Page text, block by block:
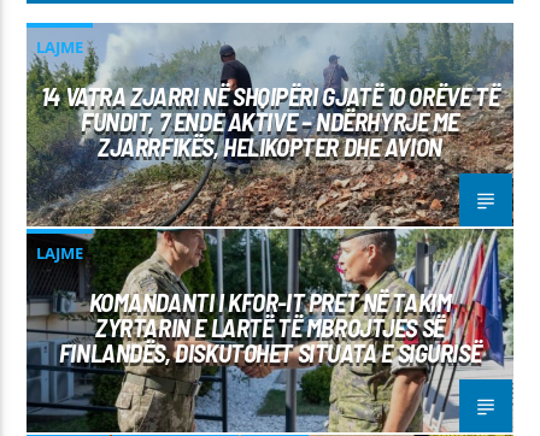
LAJME
14 VATRA ZJARRI NË SHQIPËRI GJATË 10 ORËVE TË
FUNDIT, 7 ENDE AKTIVE – NDËRHYRJE ME
ZJARRFIKËS, HELIKOPTER DHE AVION
LAJME
KOMANDANTI I KFOR-IT PRET NË TAKIM
ZYRTARIN E LARTË TË MBROJTJES SË
FINLANDËS, DISKUTOHET SITUATA E SIGURISË